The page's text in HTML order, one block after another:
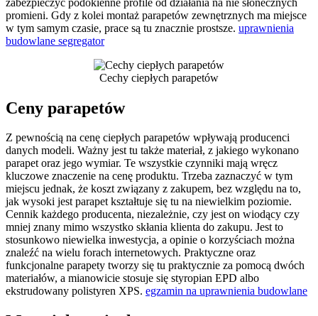
promieni. Gdy z kolei montaż parapetów zewnętrznych ma miejsce
w tym samym czasie, prace są tu znacznie prostsze. uprawnienia
budowlane segregator
Cechy ciepłych parapetów
Ceny parapetów
Z pewnością na cenę ciepłych parapetów wpływają producenci
danych modeli. Ważny jest tu także materiał, z jakiego wykonano
parapet oraz jego wymiar. Te wszystkie czynniki mają wręcz
kluczowe znaczenie na cenę produktu. Trzeba zaznaczyć w tym
miejscu jednak, że koszt związany z zakupem, bez względu na to,
jak wysoki jest parapet kształtuje się tu na niewielkim poziomie.
Cennik każdego producenta, niezależnie, czy jest on wiodący czy
mniej znany mimo wszystko skłania klienta do zakupu. Jest to
stosunkowo niewielka inwestycja, a opinie o korzyściach można
znaleźć na wielu forach internetowych. Praktyczne oraz
funkcjonalne parapety tworzy się tu praktycznie za pomocą dwóch
materiałów, a mianowicie stosuje się styropian EPD albo
ekstrudowany polistyren XPS. egzamin na uprawnienia budowlane